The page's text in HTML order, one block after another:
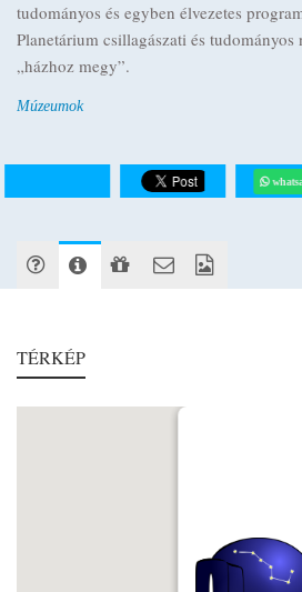
tudományos és egyben élvezetes
Planetárium csillagászati és
„házhoz megy”.
Múzeumok
TÉRKÉP